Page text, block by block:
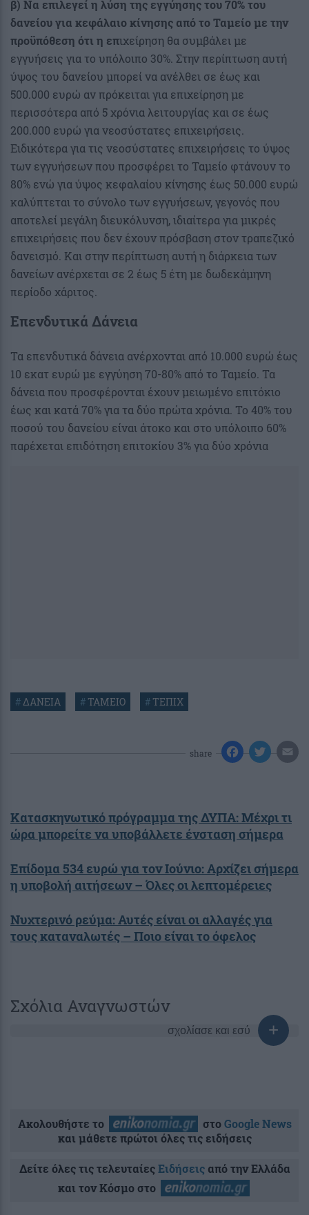
β) Να επιλεγεί η λύση της εγγύησης του 70% του
δανείου για κεφάλαιο κίνησης από το Ταμείο με την
προϋπόθεση ότι η επιχείρηση θα συμβάλει με
εγγυήσεις για το υπόλοιπο 30%. Στην περίπτωση αυτή
ύψος του δανείου μπορεί να ανέλθει σε έως και
500.000 ευρώ αν πρόκειται για επιχείρηση με
περισσότερα από 5 χρόνια λειτουργίας και σε έως
200.000 ευρώ για νεοσύστατες επιχειρήσεις.
Ειδικότερα για τις νεοσύστατες επιχειρήσεις το ύψος
των εγγυήσεων που προσφέρει το Ταμείο φτάνουν το
80% ενώ για ύψος κεφαλαίου κίνησης έως 50.000 ευρώ
καλύπτεται το σύνολο των εγγυήσεων, γεγονός που
αποτελεί μεγάλη διευκόλυνση, ιδιαίτερα για μικρές
επιχειρήσεις που δεν έχουν πρόσβαση στον τραπεζικό
δανεισμό. Και στην περίπτωση αυτή η διάρκεια των
δανείων ανέρχεται σε 2 έως 5 έτη με δωδεκάμηνη
περίοδο χάριτος.
Επενδυτικά Δάνεια
Τα επενδυτικά δάνεια ανέρχονται από 10.000 ευρώ έως
10 εκατ ευρώ με εγγύηση 70-80% από το Ταμείο. Τα
δάνεια που προσφέρονται έχουν μειωμένο επιτόκιο
έως και κατά 70% για τα δύο πρώτα χρόνια. Το 40% του
ποσού του δανείου είναι άτοκο και στο υπόλοιπο 60%
παρέχεται επιδότηση επιτοκίου 3% για δύο χρόνια
#ΔΑΝΕΙΑ # ΤΑΜΕΙΟ # ΤΕΠΙΧ
share
Κατασκηνωτικό πρόγραμμα της ΔΥΠΑ: Μέχρι τι
ώρα μπορείτε να υποβάλλετε ένσταση σήμερα
Επίδομα 534 ευρώ για τον Ιούνιο: Αρχίζει σήμερα
η υποβολή αιτήσεων – Όλες οι λεπτομέρειες
Νυχτερινό ρεύμα: Αυτές είναι οι αλλαγές για
τους καταναλωτές – Ποιο είναι το όφελος
Σχόλια Αναγνωστών
σχολίασε και εσύ
Ακολουθήστε το στοGoogle News
και μάθετε πρώτοι όλες τις ειδήσεις
Δείτε όλες τις τελευταίεςΕιδήσειςαπό την Ελλάδα
και τον Κόσμο στο